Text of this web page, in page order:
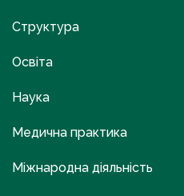
Структура
Освіта
Наука
Медична практика
Міжнародна діяльність